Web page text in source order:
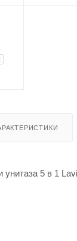
унитаза 5 в 1